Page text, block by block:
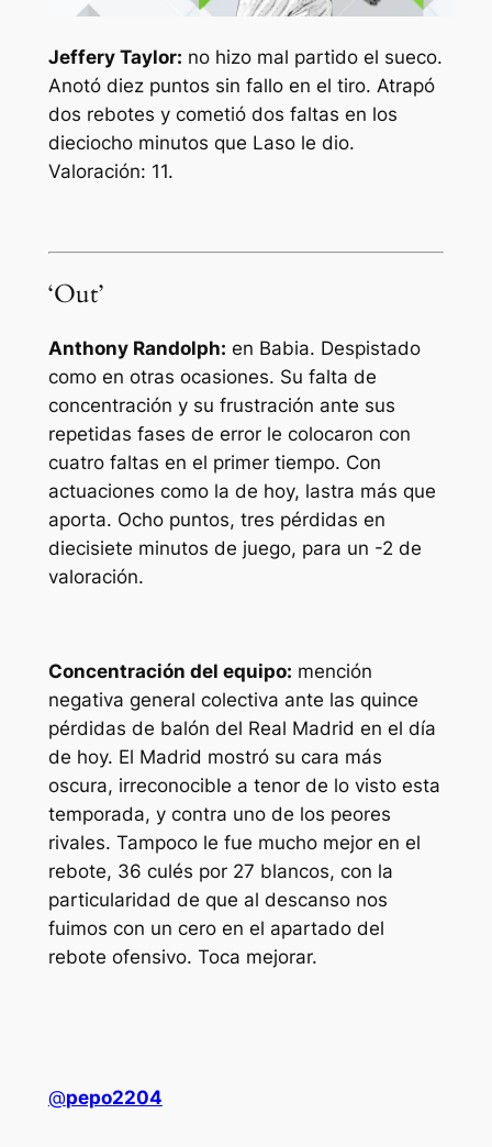
Jeffery Taylor: no hizo mal partido el sueco.
Anotó diez puntos sin fallo en el tiro. Atrapó
dos rebotes y cometió dos faltas en los
dieciocho minutos que Laso le dio.
Valoración: 11.
‘Out’
Anthony Randolph: en Babia. Despistado
como en otras ocasiones. Su falta de
concentración y su frustración ante sus
repetidas fases de error le colocaron con
cuatro faltas en el primer tiempo. Con
actuaciones como la de hoy, lastra más que
aporta. Ocho puntos, tres pérdidas en
diecisiete minutos de juego, para un -2 de
valoración.
Concentración del equipo: mención
negativa general colectiva ante las quince
pérdidas de balón del Real Madrid en el día
de hoy. El Madrid mostró su cara más
oscura, irreconocible a tenor de lo visto esta
temporada, y contra uno de los peores
rivales. Tampoco le fue mucho mejor en el
rebote, 36 culés por 27 blancos, con la
particularidad de que al descanso nos
fuimos con un cero en el apartado del
rebote ofensivo. Toca mejorar.
@pepo2204